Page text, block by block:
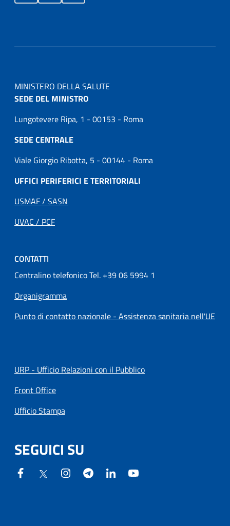
MINISTERO DELLA SALUTE
SEDE DEL MINISTRO
Lungotevere Ripa, 1 - 00153 - Roma
SEDE CENTRALE
Viale Giorgio Ribotta, 5 - 00144 - Roma
UFFICI PERIFERICI E TERRITORIALI
USMAF / SASN
UVAC / PCF
CONTATTI
Centralino telefonico Tel. +39 06 5994 1
Organigramma
Punto di contatto nazionale - Assistenza sanitaria nell'UE
URP - Ufficio Relazioni con il Pubblico
Front Office
Ufficio Stampa
SEGUICI SU